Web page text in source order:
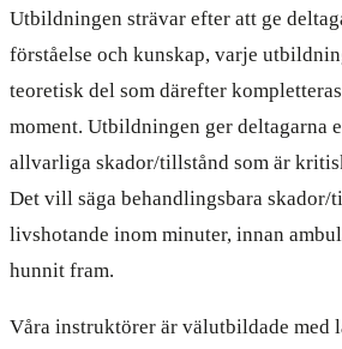
Utbildningen strävar efter att ge
förståelse och kunskap, varje
teoretisk del som därefter
moment. Utbildningen ger deltagarna
allvarliga skador/tillstånd som är
Det vill säga behandlingsbara skador/
livshotande inom minuter, innan
hunnit fram.
Våra instruktörer är välutbildade med